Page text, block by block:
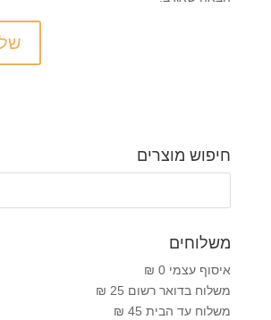
חיפוש מוצרים
משלוחים
איסוף עצמי 0 ₪
משלוח בדואר רשום 25 ₪
משלוח עד הבית 45 ₪